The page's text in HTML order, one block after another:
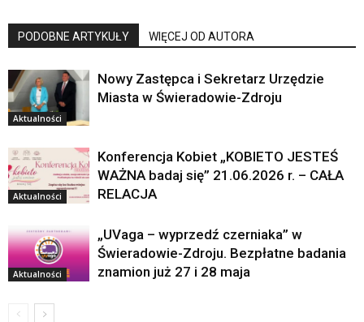
PODOBNE ARTYKUŁY WIĘCEJ OD AUTORA
Aktualności
Nowy Zastępca i Sekretarz Urzędzie
Miasta w Świeradowie-Zdroju
Aktualności
Konferencja Kobiet „KOBIETO JESTEŚ
WAŻNA badaj się” 21.06.2026 r. – CAŁA
RELACJA
Aktualności
„UVaga – wyprzedź czerniaka” w
Świeradowie-Zdroju. Bezpłatne badania
znamion już 27 i 28 maja